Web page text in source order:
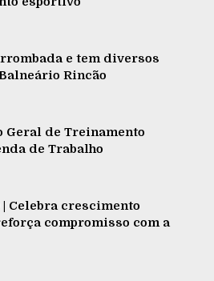
e tem diversos
Rincão
Geral de Treinamento
de Trabalho
| Celebra crescimento
compromisso com a